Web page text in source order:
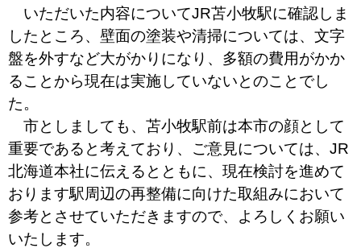
いただいた内容についてJR苫小牧駅に確認しま
したところ、壁面の塗装や清掃については、文字
盤を外すなど大がかりになり、多額の費用がかか
ることから現在は実施していないとのことでし
た。
市としましても、苫小牧駅前は本市の顔として
重要であると考えており、ご意見については、JR
北海道本社に伝えるとともに、現在検討を進めて
おります駅周辺の再整備に向けた取組みにおいて
参考とさせていただきますので、よろしくお願い
いたします。